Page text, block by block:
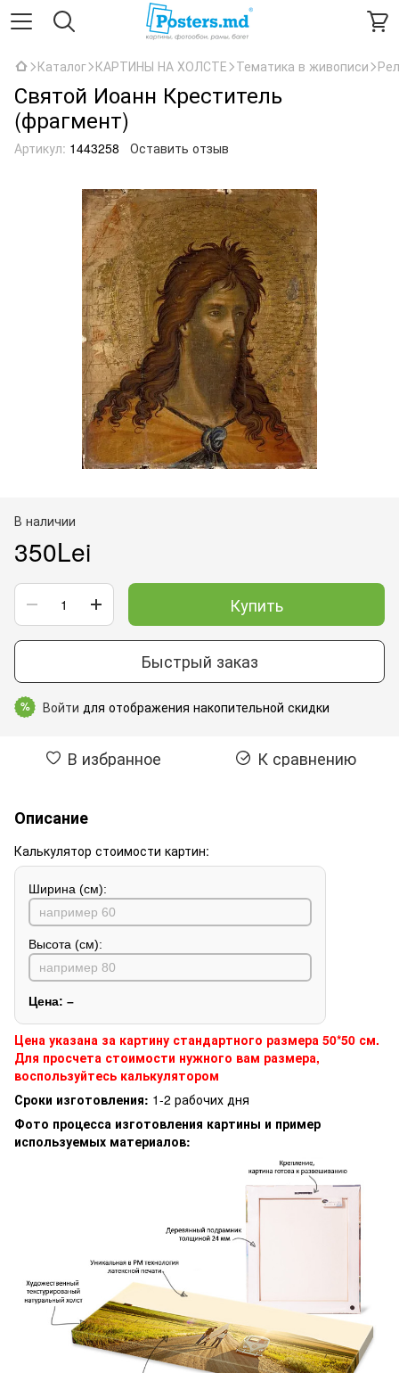
Каталог КАРТИНЫ НА ХОЛСТЕ Тематика в живописи
Святой Иоанн Креститель
(фрагмент)
Артикул: 1443258 Оставить отзыв
В наличии
350Lei
Купить
Быстрый заказ
% Войти для отображения накопительной скидки
В избранное К сравнению
Описание
Калькулятор стоимости картин:
Ширина (см):
Высота (см):
Цена: –
Цена указана за картину стандартного размера 50*50 см.
Для просчета стоимости нужного вам размера,
воспользуйтесь калькулятором
Сроки изготовления: 1-2 рабочих дня
Фото процесса изготовления картины и пример
используемых материалов: